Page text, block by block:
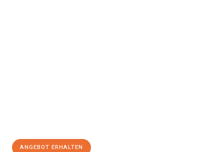
ANGEBOT ERHALTEN